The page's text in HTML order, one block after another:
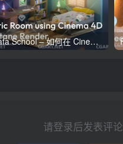
Patata School – 如何在 Cinema 4D 和 Octane 中制迷你房间
请登录后发表评论